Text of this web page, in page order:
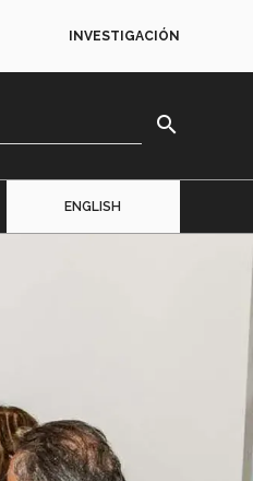
INVESTIGACIÓN
search
ENGLISH